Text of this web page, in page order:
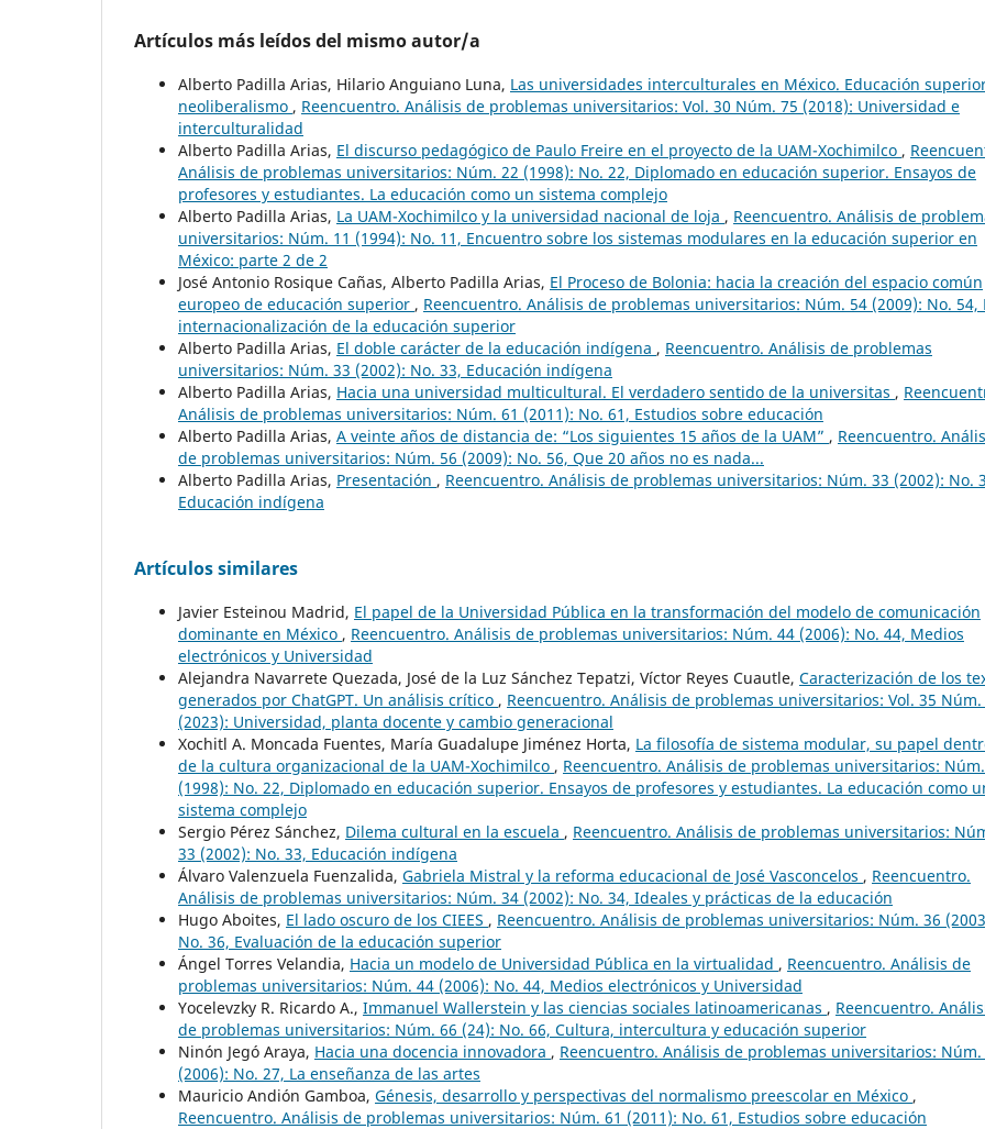
Artículos más leídos del mismo autor/a
Alberto Padilla Arias, Hilario Anguiano Luna, Las universidades interculturales en México. Educación
neoliberalismo , Reencuentro. Análisis de problemas universitarios: Vol. 30 Núm. 75 (2018): Universidad e
interculturalidad
Alberto Padilla Arias, El discurso pedagógico de Paulo Freire en el proyecto de la UAM-Xochimilco ,
Análisis de problemas universitarios: Núm. 22 (1998): No. 22, Diplomado en educación superior. Ensayos de
profesores y estudiantes. La educación como un sistema complejo
Alberto Padilla Arias, La UAM-Xochimilco y la universidad nacional de loja , Reencuentro. Análisis de
universitarios: Núm. 11 (1994): No. 11, Encuentro sobre los sistemas modulares en la educación superior en
México: parte 2 de 2
José Antonio Rosique Cañas, Alberto Padilla Arias, El Proceso de Bolonia: hacia la creación del espacio común
europeo de educación superior , Reencuentro. Análisis de problemas universitarios: Núm. 54 (2009): No. 54,
internacionalización de la educación superior
Alberto Padilla Arias, El doble carácter de la educación indígena , Reencuentro. Análisis de problemas
universitarios: Núm. 33 (2002): No. 33, Educación indígena
Alberto Padilla Arias, Hacia una universidad multicultural. El verdadero sentido de la universitas ,
Análisis de problemas universitarios: Núm. 61 (2011): No. 61, Estudios sobre educación
Alberto Padilla Arias, A veinte años de distancia de: “Los siguientes 15 años de la UAM” , Reencuentro.
de problemas universitarios: Núm. 56 (2009): No. 56, Que 20 años no es nada...
Alberto Padilla Arias, Presentación , Reencuentro. Análisis de problemas universitarios: Núm. 33 (2002): No.
Educación indígena
Artículos similares
Javier Esteinou Madrid, El papel de la Universidad Pública en la transformación del modelo de comunicación
dominante en México , Reencuentro. Análisis de problemas universitarios: Núm. 44 (2006): No. 44, Medios
electrónicos y Universidad
Alejandra Navarrete Quezada, José de la Luz Sánchez Tepatzi, Víctor Reyes Cuautle, Caracterización de los
generados por ChatGPT. Un análisis crítico , Reencuentro. Análisis de problemas universitarios: Vol. 35 Núm.
(2023): Universidad, planta docente y cambio generacional
Xochitl A. Moncada Fuentes, María Guadalupe Jiménez Horta, La filosofía de sistema modular, su papel
de la cultura organizacional de la UAM-Xochimilco , Reencuentro. Análisis de problemas universitarios:
(1998): No. 22, Diplomado en educación superior. Ensayos de profesores y estudiantes. La educación como
sistema complejo
Sergio Pérez Sánchez, Dilema cultural en la escuela , Reencuentro. Análisis de problemas universitarios:
33 (2002): No. 33, Educación indígena
Álvaro Valenzuela Fuenzalida, Gabriela Mistral y la reforma educacional de José Vasconcelos , Reencuentro.
Análisis de problemas universitarios: Núm. 34 (2002): No. 34, Ideales y prácticas de la educación
Hugo Aboites, El lado oscuro de los CIEES , Reencuentro. Análisis de problemas universitarios: Núm. 36
No. 36, Evaluación de la educación superior
Ángel Torres Velandia, Hacia un modelo de Universidad Pública en la virtualidad , Reencuentro. Análisis de
problemas universitarios: Núm. 44 (2006): No. 44, Medios electrónicos y Universidad
Yocelevzky R. Ricardo A., Immanuel Wallerstein y las ciencias sociales latinoamericanas , Reencuentro.
de problemas universitarios: Núm. 66 (24): No. 66, Cultura, intercultura y educación superior
Ninón Jegó Araya, Hacia una docencia innovadora , Reencuentro. Análisis de problemas universitarios: Núm.
(2006): No. 27, La enseñanza de las artes
Mauricio Andión Gamboa, Génesis, desarrollo y perspectivas del normalismo preescolar en México ,
Reencuentro. Análisis de problemas universitarios: Núm. 61 (2011): No. 61, Estudios sobre educación